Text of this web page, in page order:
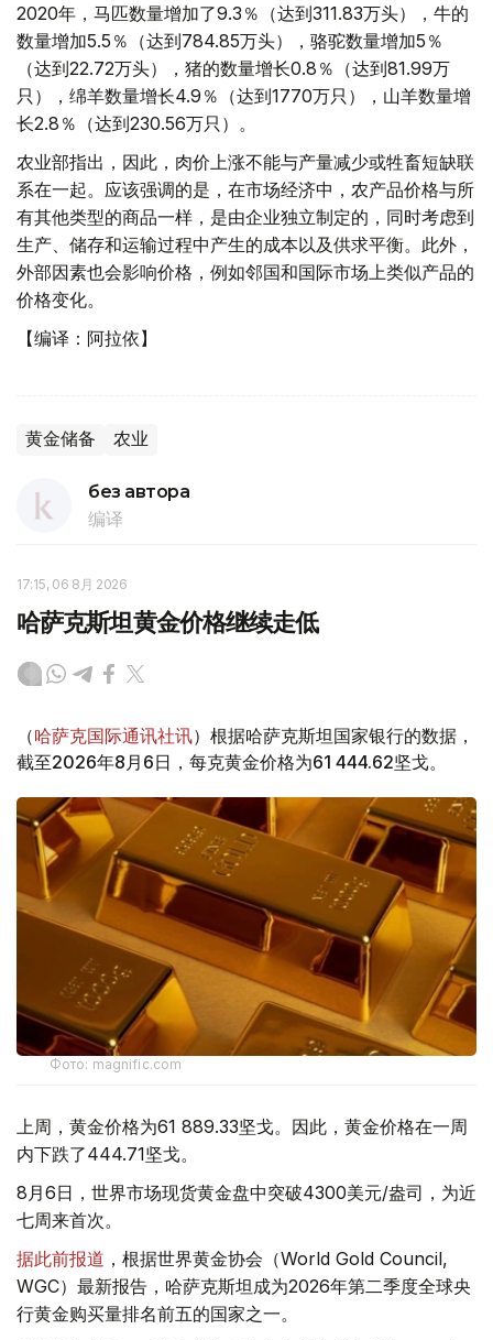
2020年，马匹数量增加了9.3％（达到311.83万头），牛的
数量增加5.5％（达到784.85万头），骆驼数量增加5％
（达到22.72万头），猪的数量增长0.8％（达到81.99万
只），绵羊数量增长4.9％（达到1770万只），山羊数量增
长2.8％（达到230.56万只）。
农业部指出，因此，肉价上涨不能与产量减少或牲畜短缺联
系在一起。应该强调的是，在市场经济中，农产品价格与所
有其他类型的商品一样，是由企业独立制定的，同时考虑到
生产、储存和运输过程中产生的成本以及供求平衡。此外，
外部因素也会影响价格，例如邻国和国际市场上类似产品的
价格变化。
【编译：阿拉依】
黄金储备 农业
без автора
编译
17:15, 06 8月 2026
哈萨克斯坦黄金价格继续走低
（哈萨克国际通讯社讯）根据哈萨克斯坦国家银行的数据，
截至2026年8月6日，每克黄金价格为61 444.62坚戈。
Фото: magnific.com
上周，黄金价格为61 889.33坚戈。因此，黄金价格在一周
内下跌了444.71坚戈。
8月6日，世界市场现货黄金盘中突破4300美元/盎司，为近
七周来首次。
据此前报道 ，根据世界黄金协会（World Gold Council,
WGC）最新报告，哈萨克斯坦成为2026年第二季度全球央
行黄金购买量排名前五的国家之一。